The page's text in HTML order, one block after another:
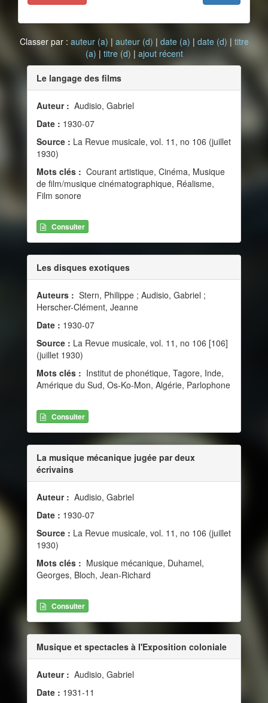
Classer par : auteur (a) | auteur (d) | date (a) | date (d) | titre
(a) | titre (d) | ajout récent
Le langage des films
Auteur : Audisio, Gabriel
Date : 1930-07
Source : La Revue musicale, vol. 11, no 106 (juillet
1930)
Mots clés : Courant artistique, Cinéma, Musique
de film/musique cinématographique, Réalisme,
Film sonore
Consulter
Les disques exotiques
Auteurs : Stern, Philippe ; Audisio, Gabriel ;
Herscher-Clément, Jeanne
Date : 1930-07
Source : La Revue musicale, vol. 11, no 106 [106]
(juillet 1930)
Mots clés : Institut de phonétique, Tagore, Inde,
Amérique du Sud, Os-Ko-Mon, Algérie, Parlophone
Consulter
La musique mécanique jugée par deux
écrivains
Auteur : Audisio, Gabriel
Date : 1930-07
Source : La Revue musicale, vol. 11, no 106 (juillet
1930)
Mots clés : Musique mécanique, Duhamel,
Georges, Bloch, Jean-Richard
Consulter
Musique et spectacles à l'Exposition coloniale
Auteur : Audisio, Gabriel
Date : 1931-11